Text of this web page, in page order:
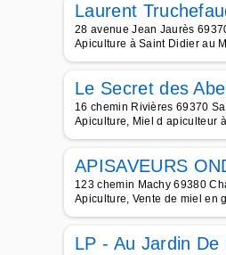
Laurent
28 avenue Jean Jaurès
Apiculture à Saint Didier au
Le Secret des
16 chemin Rivières 69370
Apiculture, Miel d apiculteur
APISAVEURS
123 chemin Machy 69380
Apiculture, Vente de miel en
LP - Au Jardin